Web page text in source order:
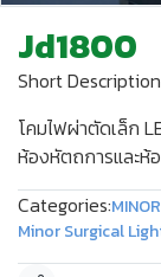
Jd1800
Short Description
โคมไฟผ่าตัดเล็ก
ห้องหัตถการและห้
Categories:
Minor Surgical